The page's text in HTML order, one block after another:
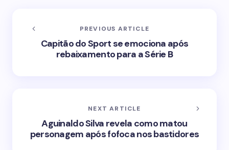
PREVIOUS ARTICLE
Capitão do Sport se emociona após
rebaixamento para a Série B
NEXT ARTICLE
Aguinaldo Silva revela como matou
personagem após fofoca nos bastidores